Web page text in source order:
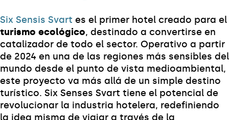
Six Sensis Svart es el primer hotel creado para el
turismo ecológico, destinado a convertirse en
catalizador de todo el sector. Operativo a partir
de 2024 en una de las regiones más sensibles del
mundo desde el punto de vista medioambiental,
este proyecto va más allá de un simple destino
turístico. Six Senses Svart tiene el potencial de
revolucionar la industria hotelera, redefiniendo
la idea misma de viajar a través de la